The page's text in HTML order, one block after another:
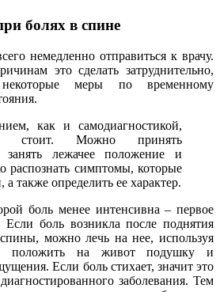
болях в спине
немедленно отправиться к врачу.
это сделать затруднительно,
некоторые меры по временному
как и самодиагностикой,
стоит. Можно принять
занять лежачее положение и
распознать симптомы, которые
а также определить ее характер.
боль менее интенсивна – первое
Если боль возникла после поднятия
можно лечь на нее, используя
положить на живот подушку и
Если боль стихает, значит это
заболевания. Тем